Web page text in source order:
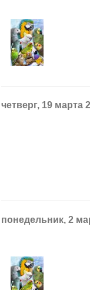
четверг, 19 марта
понедельник, 2